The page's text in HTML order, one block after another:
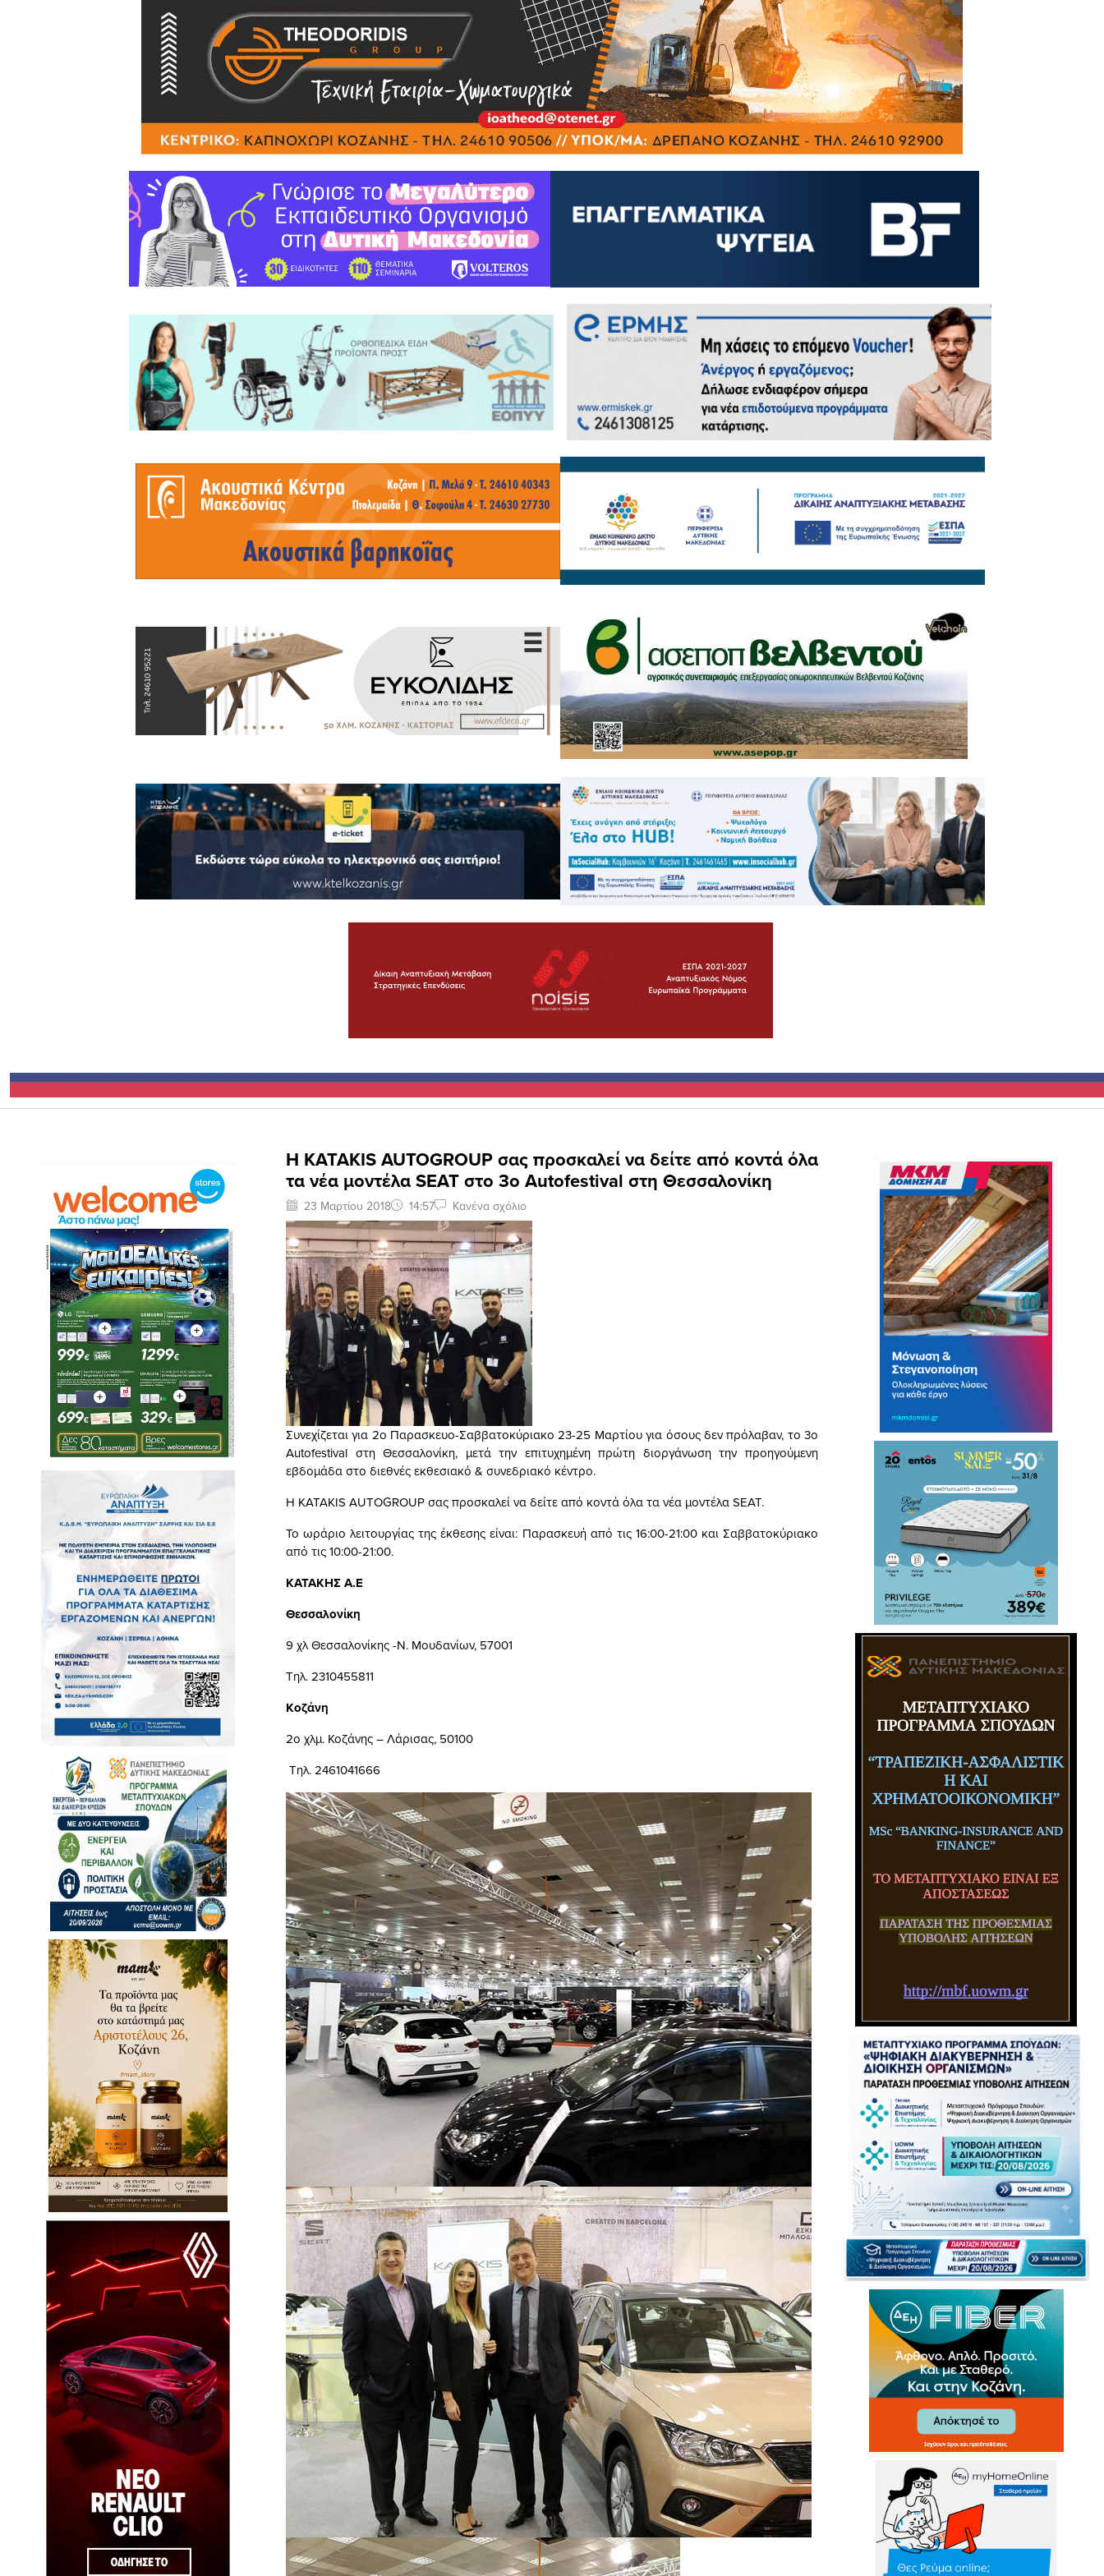
Η KATAKIS AUTOGROUP σας προσκαλεί να δείτε από κοντά όλα
τα νέα μοντέλα SEAT στο 3ο Autofestival στη Θεσσαλονίκη
23 Μαρτίου 2018 14:57 Κανένα σχόλιο
Συνεχίζεται για 2ο Παρασκευο-Σαββατοκύριακο 23-25 Μαρτίου για όσους δεν πρόλαβαν, το 3ο
Autofestival στη Θεσσαλονίκη, μετά την επιτυχημένη πρώτη διοργάνωση την προηγούμενη
εβδομάδα στο διεθνές εκθεσιακό & συνεδριακό κέντρο.
Η KATAKIS AUTOGROUP σας προσκαλεί να δείτε από κοντά όλα τα νέα μοντέλα SEAT.
Το ωράριο λειτουργίας της έκθεσης είναι: Παρασκευή από τις 16:00-21:00 και Σαββατοκύριακο
από τις 10:00-21:00.
ΚΑΤΑΚΗΣ Α.Ε
Θεσσαλονίκη
9 χλ Θεσσαλονίκης -Ν. Μουδανίων, 57001
Τηλ. 2310455811
Κοζάνη
2ο χλμ. Κοζάνης – Λάρισας, 50100
Τηλ. 2461041666